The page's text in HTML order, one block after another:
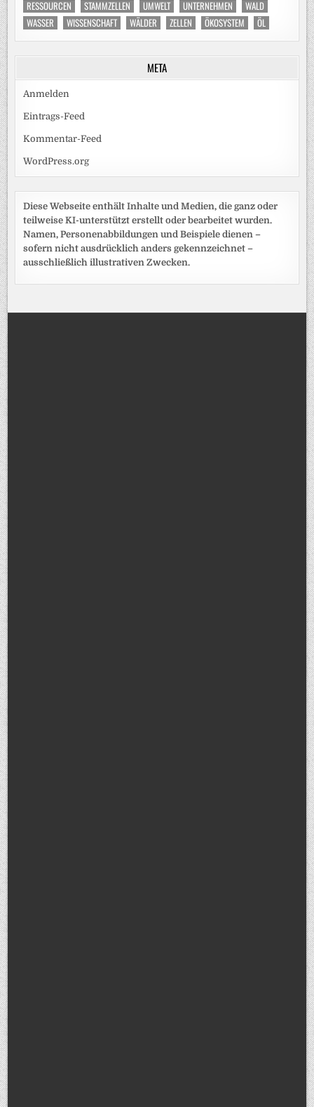
RESSOURCEN
STAMMZELLEN UMWELT UNTERNEHMEN
WALD
WASSER
WISSENSCHAFT WÄLDER ZELLEN ÖKOSYSTEM ÖL
META
Anmelden
Eintrags-Feed
Kommentar-Feed
WordPress.org
Diese Webseite enthält Inhalte und Medien, die ganz oder
teilweise KI-unterstützt erstellt oder bearbeitet wurden.
Namen, Personenabbildungen und Beispiele dienen –
sofern nicht ausdrücklich anders gekennzeichnet –
ausschließlich illustrativen Zwecken.